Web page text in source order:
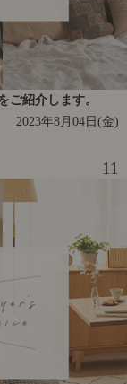
ご紹介します。
2023年8月04日(金)
11